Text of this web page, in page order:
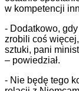
w kompetencji
- Dodatkowo,
zrobili coś
sztuki, pani
– powiedział.
- Nie będę tego